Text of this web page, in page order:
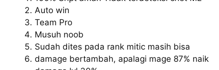
Auto win
Team Pro
Musuh noob
Sudah dites pada rank mitic masih bisa
damage bertambah, apalagi mage 87% naik